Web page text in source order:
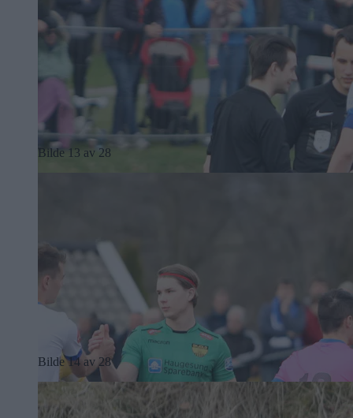
Bilde 13 av 28
Bilde 14 av 28